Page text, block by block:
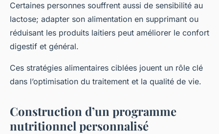
Certaines personnes souffrent aussi de sensibilité au
lactose; adapter son alimentation en supprimant ou
réduisant les produits laitiers peut améliorer le confort
digestif et général.
Ces stratégies alimentaires ciblées jouent un rôle clé
dans l’optimisation du traitement et la qualité de vie.
Construction d’un programme
nutritionnel personnalisé